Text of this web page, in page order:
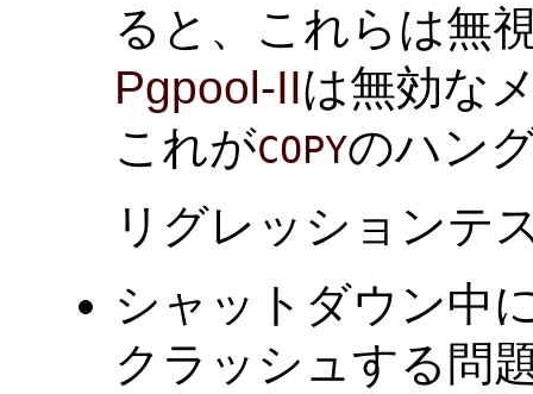
ると、これらは無
Pgpool-IIは無効な
これがCOPYのハン
リグレッションテ
シャットダウン中
クラッシュする問